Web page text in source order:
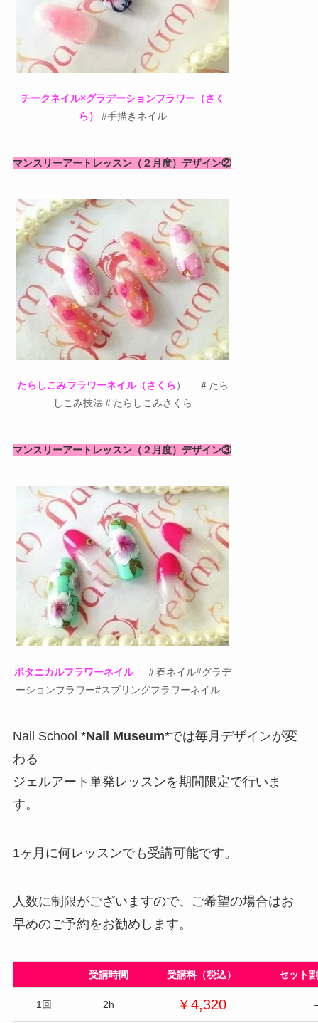
チークネイル×グラデーションフラワー（さく
ら）
#手描きネイル
マンスリーアートレッスン（２月度）デザイン②
たらしこみフラワーネイル（さくら） ＃たら
しこみ技法＃たらしこみさくら
マンスリーアートレッスン（２月度）デザイン③
ボタニカルフラワーネイル＃春ネイル#グラデ
ーションフラワー#スプリングフラワーネイル
Nail School *Nail Museum*では毎月デザインが変
わる
ジェルアート単発レッスンを期間限定で行いま
す。
1ヶ月に何レッスンでも受講可能です。
人数に制限がございますので、ご希望の場合はお
早めのご予約をお勧めします。
受講時間 受講料（税込） セット
1回 2h ￥4,320